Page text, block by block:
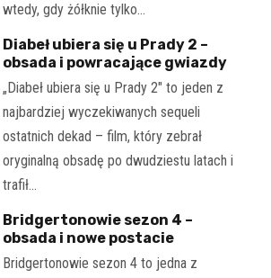
wtedy, gdy żółknie tylko…
Diabeł ubiera się u Prady 2 –
obsada i powracające gwiazdy
„Diabeł ubiera się u Prady 2" to jeden z
najbardziej wyczekiwanych sequeli
ostatnich dekad – film, który zebrał
oryginalną obsadę po dwudziestu latach i
trafił…
Bridgertonowie sezon 4 –
obsada i nowe postacie
Bridgertonowie sezon 4 to jedna z